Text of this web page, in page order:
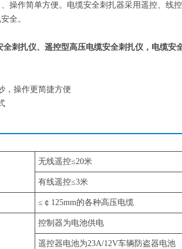
操作简单方便。电缆安全刺扎器采用遥控、线
全。
全刺扎仪、遥控型高压电缆安全刺扎仪，电缆安
，操作更简捷方便
无线遥控≤20米
有线遥控≤3米
≤￠125mm的各种高压电缆
控制器为电池供电
遥控器电池为23A/12V车辆防盗器电池